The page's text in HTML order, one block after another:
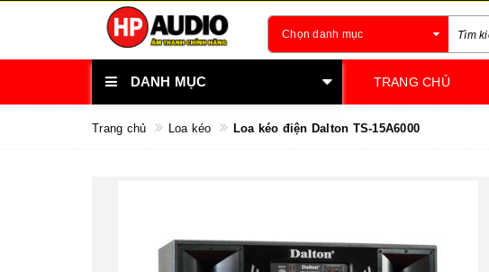
Chọn danh mục
DANH MỤC TRANG CHỦ
Trang chủ Loa kéo Loa kéo điện Dalton TS-15A6000